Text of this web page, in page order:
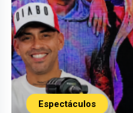
Espectáculos